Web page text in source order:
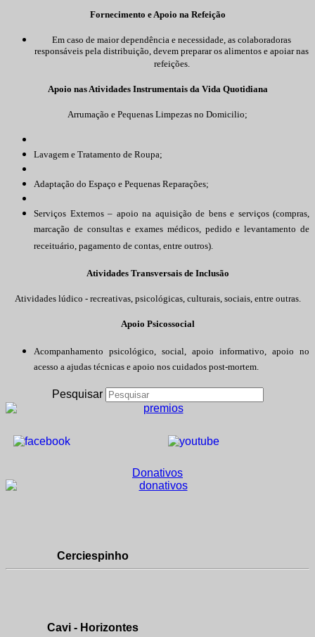
Fornecimento e Apoio na Refeição
Em caso de maior dependência e necessidade, as colaboradoras
responsáveis pela distribuição, devem preparar os alimentos e apoiar nas
refeições.
Apoio nas Atividades Instrumentais da Vida Quotidiana
Arrumação e Pequenas Limpezas no Domicilio;
Lavagem e Tratamento de Roupa;
Adaptação do Espaço e Pequenas Reparações;
Serviços Externos – apoio na aquisição de bens e serviços (compras,
marcação de consultas e exames médicos, pedido e levantamento de
receituário, pagamento de contas, entre outros).
Atividades Transversais de Inclusão
Atividades lúdico - recreativas, psicológicas, culturais, sociais, entre outras.
Apoio Psicossocial
Acompanhamento psicológico, social, apoio informativo, apoio no
acesso a ajudas técnicas e apoio nos cuidados post-mortem.
Pesquisar
Donativos
Cerciespinho
Cavi - Horizontes